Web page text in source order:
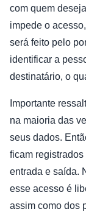
com quem
impede o
será feito pelo
identificar a
destinatário, o
Importante
na maioria das
seus dados.
ficam
entrada e saída.
esse acesso é
assim como dos